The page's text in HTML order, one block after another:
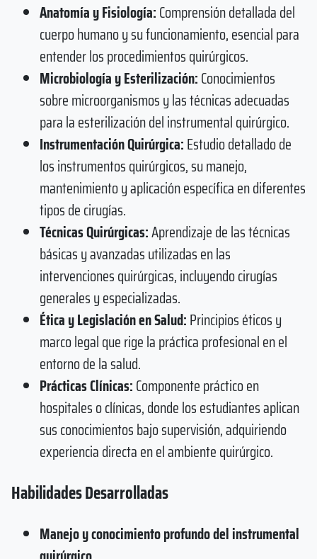
Anatomía y Fisiología:Comprensión detallada del
cuerpo humano y su funcionamiento, esencial para
entender los procedimientos quirúrgicos.
Microbiología y Esterilización:Conocimientos
sobre microorganismos y las técnicas adecuadas
para la esterilización del instrumental quirúrgico.
Instrumentación Quirúrgica:Estudio detallado de
los instrumentos quirúrgicos, su manejo,
mantenimiento y aplicación específica en diferentes
tipos de cirugías.
Técnicas Quirúrgicas:Aprendizaje de las técnicas
básicas y avanzadas utilizadas en las
intervenciones quirúrgicas, incluyendo cirugías
generales y especializadas.
Ética y Legislación en Salud:Principios éticos y
marco legal que rige la práctica profesional en el
entorno de la salud.
Prácticas Clínicas:Componente práctico en
hospitales o clínicas, donde los estudiantes aplican
sus conocimientos bajo supervisión, adquiriendo
experiencia directa en el ambiente quirúrgico.
Habilidades Desarrolladas
Manejo y conocimiento profundo del instrumental